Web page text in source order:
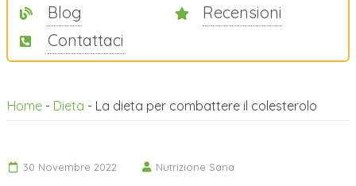
Blog
Recensioni
Contattaci
Home- Dieta - La dieta per combattere il colesterolo
30 Novembre 2022 Nutrizione Sana